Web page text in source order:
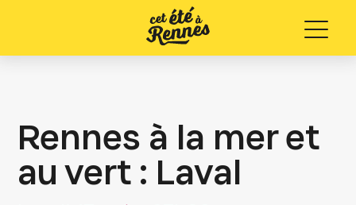
Menu
Rennes à la mer et
au vert : Laval